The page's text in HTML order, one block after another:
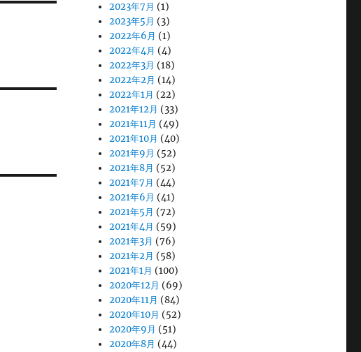
2023年7月 (1)
2023年5月 (3)
2022年6月 (1)
2022年4月 (4)
2022年3月 (18)
2022年2月 (14)
2022年1月 (22)
2021年12月 (33)
2021年11月 (49)
2021年10月 (40)
2021年9月 (52)
2021年8月 (52)
2021年7月 (44)
2021年6月 (41)
2021年5月 (72)
2021年4月 (59)
2021年3月 (76)
2021年2月 (58)
2021年1月 (100)
2020年12月 (69)
2020年11月 (84)
2020年10月 (52)
2020年9月 (51)
2020年8月 (44)